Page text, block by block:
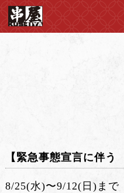
【緊急事態宣言に伴
8/25(水)〜9/12(日)まで